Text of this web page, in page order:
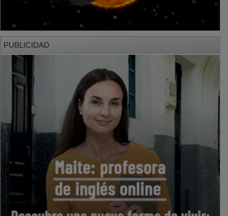
PUBLICIDAD